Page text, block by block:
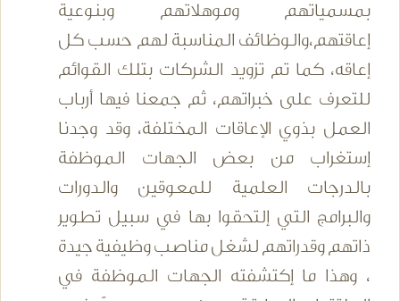
بمسمياتهم وموهلاتهم وبنوعية
إعاقتهم،والوظائف المناسبة لهم حسب كل
إعاقه، كما تم تزويد الشركات بتلك القوائم
للتعرف على خبراتهم، ثم جمعنا فيها أرباب
العمل بذوي الإعاقات المختلفة، وقد وجدنا
إستغراب من بعض الجهات الموظفة
بالدرجات العلمية للمعوقين والدورات
والبرامج التي إلتحقوا بها في سبيل تطوير
ذاتهم وقدراتهم لشغل مناصب وظيفية جيدة
، وهذا ما إكتشفته الجهات الموظفة في